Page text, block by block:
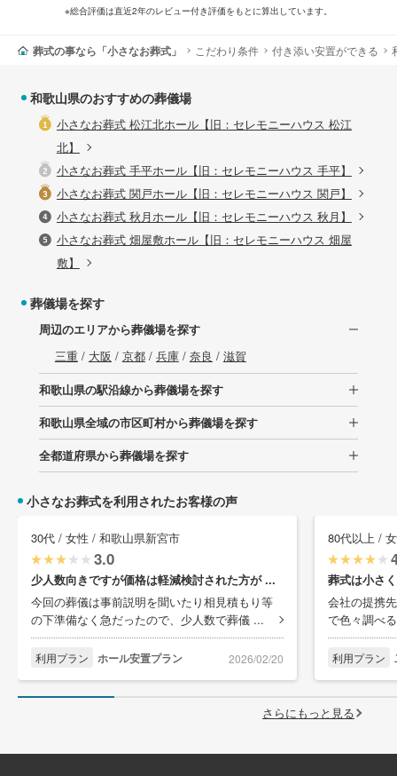
※総合評価は直近2年のレビュー付き評価をもとに算出しています。
葬式の事なら「小さなお葬式」 こだわり条件 付き添い安置ができる
和歌山県のおすすめの葬儀場
小さなお葬式 松江北ホール【旧：セレモニーハウス 松江
北】
小さなお葬式 手平ホール【旧：セレモニーハウス 手平】
小さなお葬式 関戸ホール【旧：セレモニーハウス 関戸】
小さなお葬式 秋月ホール【旧：セレモニーハウス 秋月】
小さなお葬式 畑屋敷ホール【旧：セレモニーハウス 畑屋
敷】
葬儀場を探す
周辺のエリアから葬儀場を探す
三重/ 大阪 / 京都/ 兵庫/ 奈良 / 滋賀
和歌山県の駅沿線から葬儀場を探す
和歌山県全域の市区町村から葬儀場を探す
全都道府県から葬儀場を探す
小さなお葬式を利用されたお客様の声
30代 / 女性 / 和歌山県新宮市
3.0
少人数向きですが価格は軽減検討された方が ...
今回の葬儀は事前説明を聞いたり相見積もり等
の下準備なく急だったので、少人数で葬儀 ...
利用プラン ホール安置プラン 2026/02/20
80代以上 /
葬式は小さ
会社の提携
で色々調べ
利用プラン
さらにもっと見る